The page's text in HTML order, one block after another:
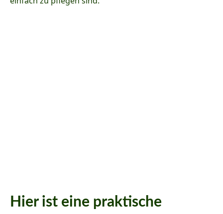
Hier ist eine praktische